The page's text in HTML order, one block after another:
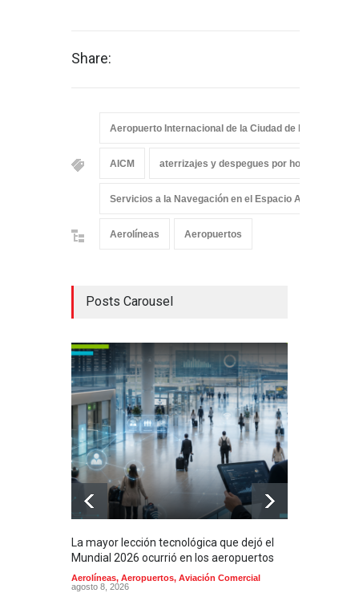
Share:
Aeropuerto Internacional de la Ciudad de México
AICM aterrizajes y despegues por hora.
Servicios a la Navegación en el Espacio Aéreo
Aerolíneas Aeropuertos
Posts Carousel
La mayor lección tecnológica que dejó el
Mundial 2026 ocurrió en los aeropuertos
Aerolíneas, Aeropuertos, Aviación Comercial
agosto 8, 2026